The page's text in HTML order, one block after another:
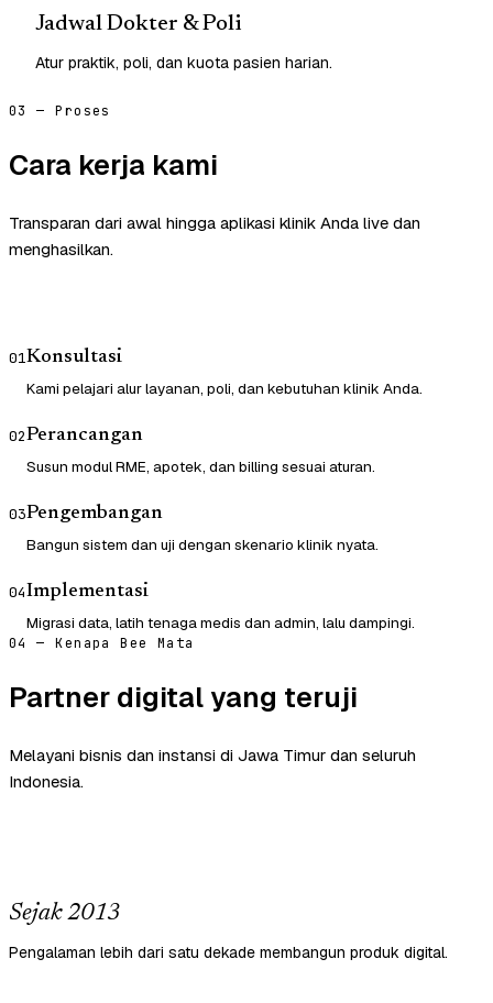
Jadwal Dokter & Poli
Atur praktik, poli, dan kuota pasien harian.
03 — Proses
Cara kerja kami
Transparan dari awal hingga aplikasi klinik Anda live dan
menghasilkan.
01Konsultasi
Kami pelajari alur layanan, poli, dan kebutuhan klinik Anda.
02Perancangan
Susun modul RME, apotek, dan billing sesuai aturan.
03Pengembangan
Bangun sistem dan uji dengan skenario klinik nyata.
04Implementasi
Migrasi data, latih tenaga medis dan admin, lalu dampingi.
04 — Kenapa Bee Mata
Partner digital yang teruji
Melayani bisnis dan instansi di Jawa Timur dan seluruh
Indonesia.
Sejak 2013
Pengalaman lebih dari satu dekade membangun produk digital.